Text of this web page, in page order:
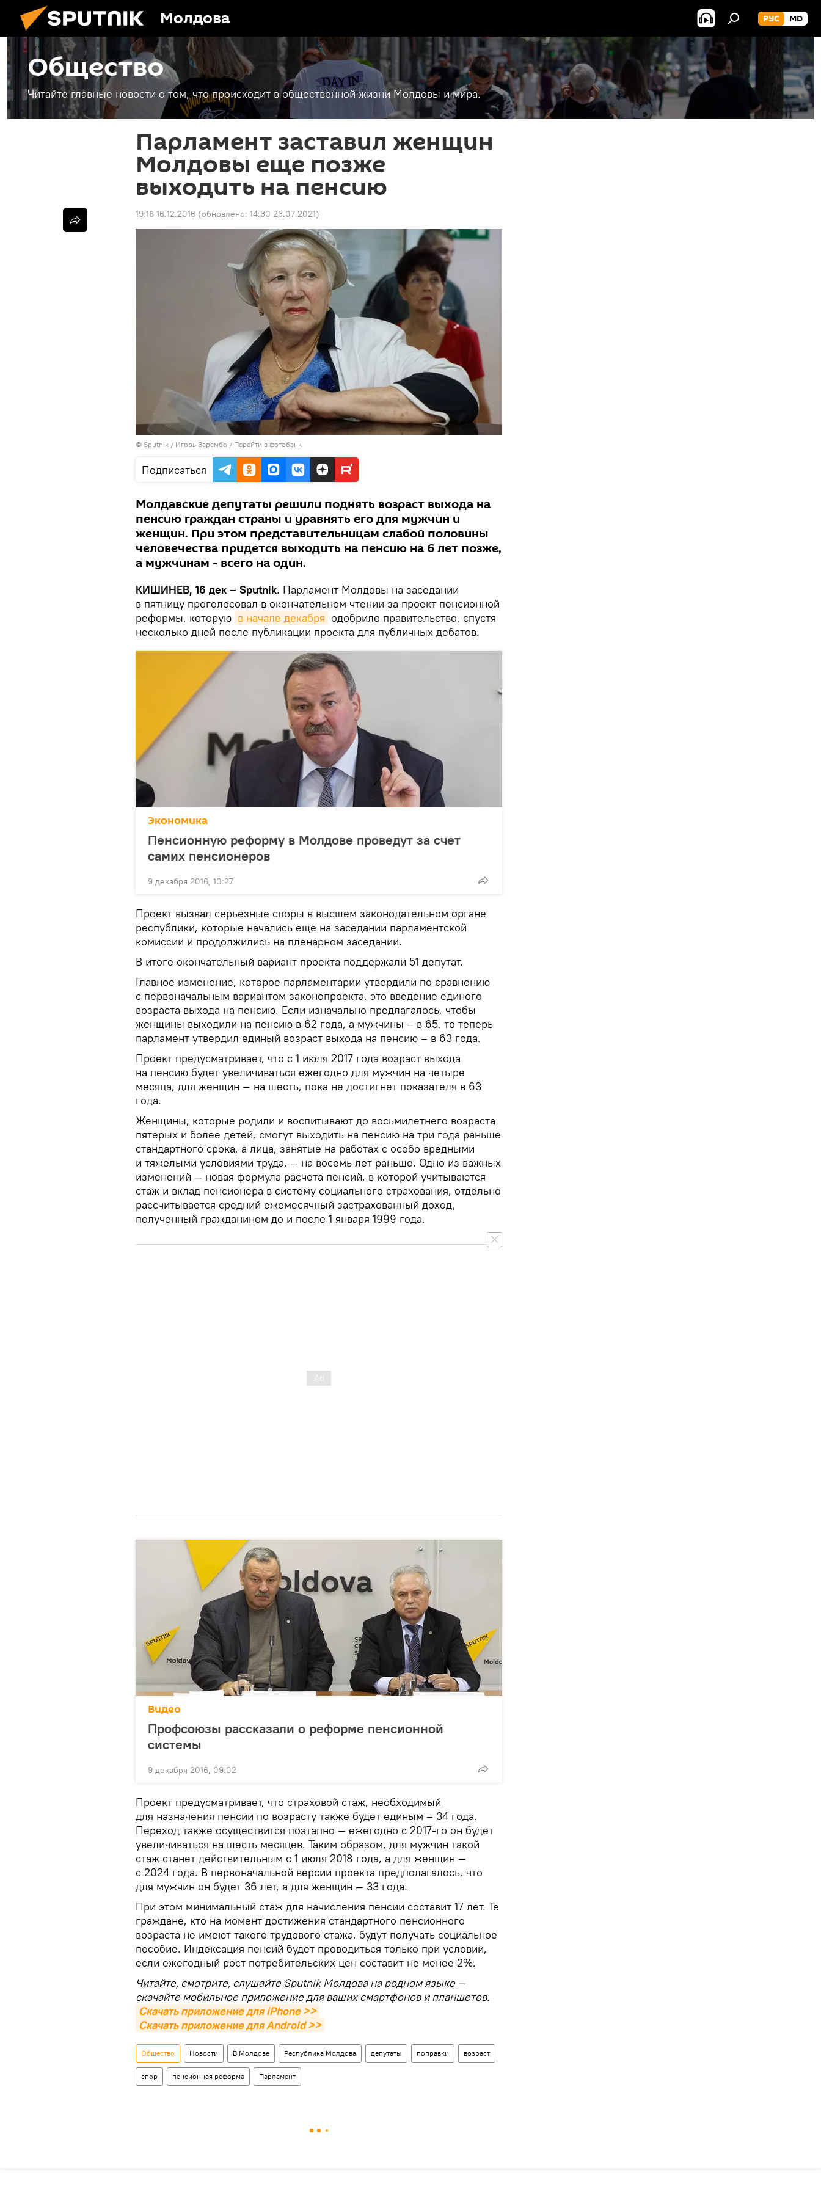
Молдова РУС MD
Общество
Читайте главные новости о том, что происходит в общественной жизни Молдовы и мира.
Парламент заставил женщин
Молдовы еще позже
выходить на пенсию
19:18 16.12.2016 (обновлено: 14:30 23.07.2021)
© Sputnik / Игорь Зарембо / Перейти в фотобанк
Подписаться
Молдавские депутаты решили поднять возраст выхода на
пенсию граждан страны и уравнять его для мужчин и
женщин. При этом представительницам слабой половины
человечества придется выходить на пенсию на 6 лет позже,
а мужчинам - всего на один.
КИШИНЕВ, 16 дек – Sputnik. Парламент Молдовы на заседании
в пятницу проголосовал в окончательном чтении за проект пенсионной
реформы, которую в начале декабря одобрило правительство, спустя
несколько дней после публикации проекта для публичных дебатов.
Экономика
Пенсионную реформу в Молдове проведут за счет
самих пенсионеров
9 декабря 2016, 10:27
Проект вызвал серьезные споры в высшем законодательном органе
республики, которые начались еще на заседании парламентской
комиссии и продолжились на пленарном заседании.
В итоге окончательный вариант проекта поддержали 51 депутат.
Главное изменение, которое парламентарии утвердили по сравнению
с первоначальным вариантом законопроекта, это введение единого
возраста выхода на пенсию. Если изначально предлагалось, чтобы
женщины выходили на пенсию в 62 года, а мужчины – в 65, то теперь
парламент утвердил единый возраст выхода на пенсию – в 63 года.
Проект предусматривает, что с 1 июля 2017 года возраст выхода
на пенсию будет увеличиваться ежегодно для мужчин на четыре
месяца, для женщин — на шесть, пока не достигнет показателя в 63
года.
Женщины, которые родили и воспитывают до восьмилетнего возраста
пятерых и более детей, смогут выходить на пенсию на три года раньше
стандартного срока, а лица, занятые на работах с особо вредными
и тяжелыми условиями труда, — на восемь лет раньше. Одно из важных
изменений — новая формула расчета пенсий, в которой учитываются
стаж и вклад пенсионера в систему социального страхования, отдельно
рассчитывается средний ежемесячный застрахованный доход,
полученный гражданином до и после 1 января 1999 года.
Видео
Профсоюзы рассказали о реформе пенсионной
системы
9 декабря 2016, 09:02
Проект предусматривает, что страховой стаж, необходимый
для назначения пенсии по возрасту также будет единым – 34 года.
Переход также осуществится поэтапно — ежегодно с 2017-го он будет
увеличиваться на шесть месяцев. Таким образом, для мужчин такой
стаж станет действительным с 1 июля 2018 года, а для женщин —
с 2024 года. В первоначальной версии проекта предполагалось, что
для мужчин он будет 36 лет, а для женщин — 33 года.
При этом минимальный стаж для начисления пенсии составит 17 лет. Те
граждане, кто на момент достижения стандартного пенсионного
возраста не имеют такого трудового стажа, будут получать социальное
пособие. Индексация пенсий будет проводиться только при условии,
если ежегодный рост потребительских цен составит не менее 2%.
Читайте, смотрите, слушайте Sputnik Молдова на родном языке —
скачайте мобильное приложение для ваших смартфонов и планшетов.
Скачать приложение для iPhone >>
Скачать приложение для Android >>
Общество Новости В Молдове Республика Молдова депутаты поправки возраст
спор пенсионная реформа Парламент